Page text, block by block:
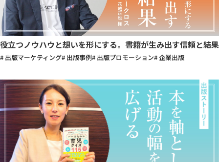
役立つノウハウと想いを形にする。書籍が生み出す信頼と結果
# 出版マーケティング# 出版事例# 出版プロモーション# 企業出版